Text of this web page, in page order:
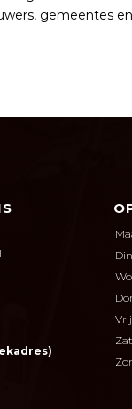
gemeentes